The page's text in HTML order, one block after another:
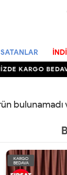
KARGO BEDAVA!
bulunamadı